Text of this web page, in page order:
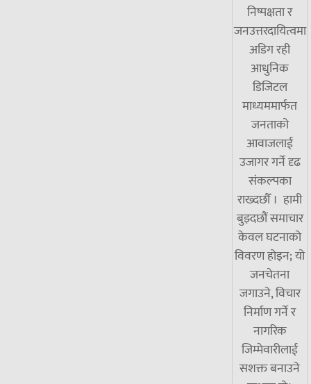
निष्पक्षता र
जनउत्तरदायित्वमा
अडिग रही
आधुनिक
डिजिटल
माध्यममार्फत
जनताको
आवाजलाई
उजागर गर्ने दृढ
संकल्पका
राख्दछौँ । हामी
बुझ्दछौं समाचार
केवल घटनाको
विवरण होइन; यो
जनचेतना
जगाउने, विचार
निर्माण गर्ने र
नागरिक
जिम्मेवारीलाई
सशक्त बनाउने